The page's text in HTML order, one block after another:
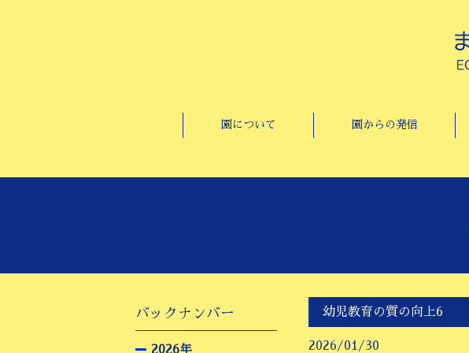
園について 園からの発信
幼児教育の質の向上6
2026/01/30
バックナンバー
2026年